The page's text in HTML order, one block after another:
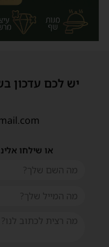
יש לכם עדכון
או שילחו